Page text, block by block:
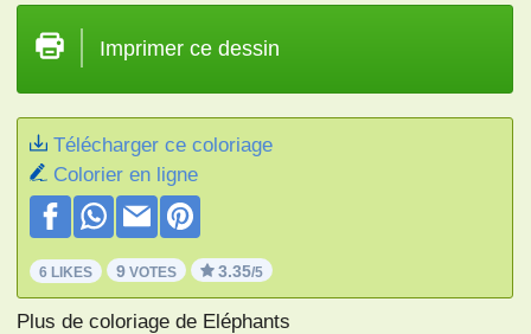
Imprimer ce dessin
Télécharger ce coloriage
Colorier en ligne
6 LIKES 9 VOTES 3.35/5
Plus de coloriage de Eléphants